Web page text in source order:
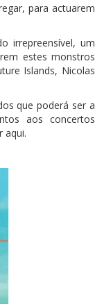
para actuarem
irrepreensível, um
estes monstros
Islands, Nicolas
que poderá ser a
aos concertos
aqui.